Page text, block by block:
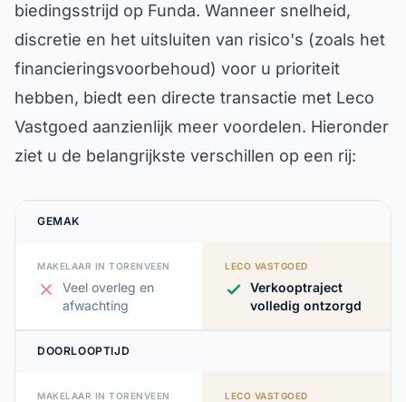
biedingsstrijd op Funda. Wanneer snelheid,
discretie en het uitsluiten van risico's (zoals het
financieringsvoorbehoud) voor u prioriteit
hebben, biedt een directe transactie met Leco
Vastgoed aanzienlijk meer voordelen. Hieronder
ziet u de belangrijkste verschillen op een rij:
GEMAK
MAKELAAR IN TORENVEEN
Veel overleg en
afwachting
LECO VASTGOED
Verkooptraject
volledig ontzorgd
DOORLOOPTIJD
MAKELAAR IN TORENVEEN LECO VASTGOED